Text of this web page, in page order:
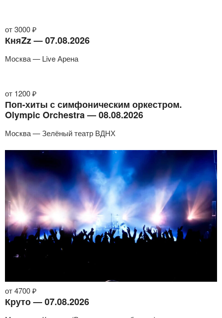
от 3000 ₽
КняZz — 07.08.2026
Москва — Live Арена
от 1200 ₽
Поп-хиты с симфоническим оркестром.
Olympic Orchestra — 08.08.2026
Москва — Зелёный театр ВДНХ
от 4700 ₽
Круто — 07.08.2026